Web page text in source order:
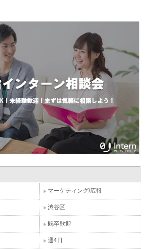
マーケティング/広報
渋谷区
既卒歓迎
週4日